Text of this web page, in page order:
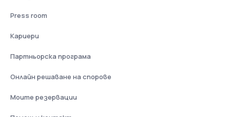
Press room
Кариери
Партньорска програма
Онлайн решаване на спорове
Моите резервации